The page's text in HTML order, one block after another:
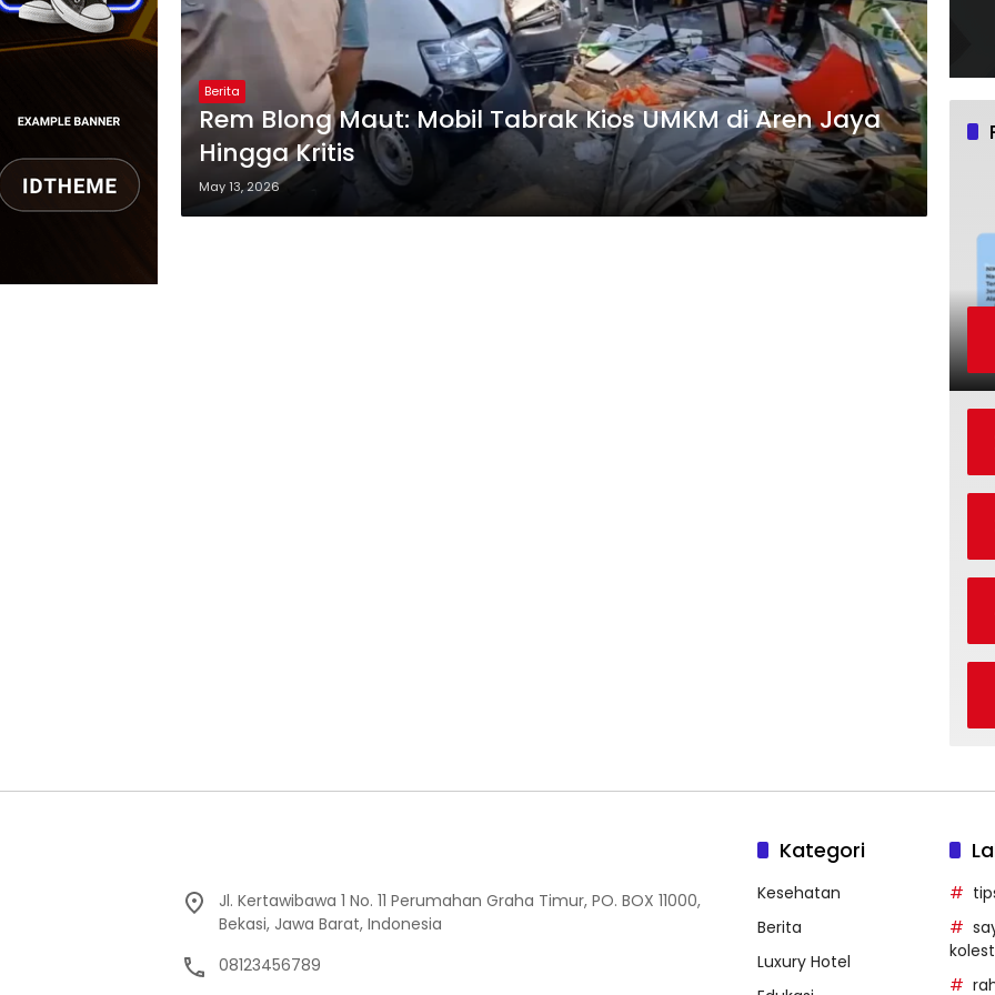
Berita
Rem Blong Maut: Mobil Tabrak Kios UMKM di Aren Jaya
Hingga Kritis
May 13, 2026
Jl. Kertawibawa 1 No. 11 Perumahan Graha Timur, PO. BOX 11000,
Bekasi, Jawa Barat, Indonesia
08123456789
Kategori
Kesehatan
Berita
Luxury Hotel